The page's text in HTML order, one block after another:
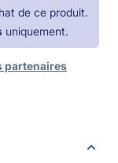
de ce produit.
uniquement.
partenaires